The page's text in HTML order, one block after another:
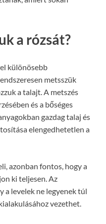
a rózsát?
különösebb
metsszük
a talajt. A metszés
és a bőséges
gazdag talaj és
elengedhetetlen a
azonban fontos, hogy a
ki teljesen. Az
a levelek ne legyenek túl
vezethet.